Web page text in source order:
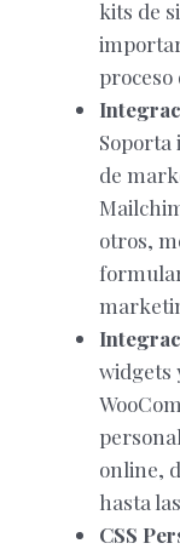
kits de
proceso
de
otros,
widgets
online,
hasta
CSS